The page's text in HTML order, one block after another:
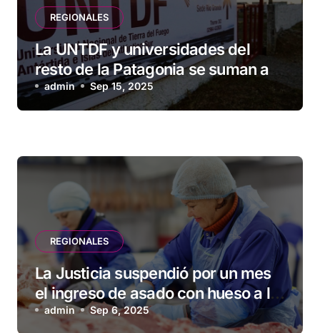
REGIONALES
La UNTDF y universidades del
resto de la Patagonia se suman a
marcha federal en rechazo al veto
de Milei
admin Sep 15, 2025
REGIONALES
La Justicia suspendió por un mes
el ingreso de asado con hueso a la
Patagonia
admin Sep 6, 2025